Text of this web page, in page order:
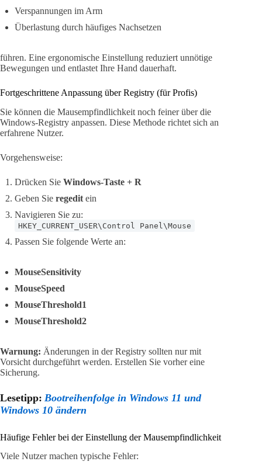
Verspannungen im Arm
Überlastung durch häufiges Nachsetzen
führen. Eine ergonomische Einstellung reduziert unnötige
Bewegungen und entlastet Ihre Hand dauerhaft.
Fortgeschrittene Anpassung über Registry (für Profis)
Sie können die Mausempfindlichkeit noch feiner über die
Windows-Registry anpassen. Diese Methode richtet sich an
erfahrene Nutzer.
Vorgehensweise:
Drücken Sie Windows-Taste + R
Geben Sie regedit ein
Navigieren Sie zu:
HKEY_CURRENT_USER\Control Panel\Mouse
Passen Sie folgende Werte an:
MouseSensitivity
MouseSpeed
MouseThreshold1
MouseThreshold2
Warnung: Änderungen in der Registry sollten nur mit
Vorsicht durchgeführt werden. Erstellen Sie vorher eine
Sicherung.
Lesetipp: Bootreihenfolge in Windows 11 und
Windows 10 ändern
Häufige Fehler bei der Einstellung der Mausempfindlichkeit
Viele Nutzer machen typische Fehler: